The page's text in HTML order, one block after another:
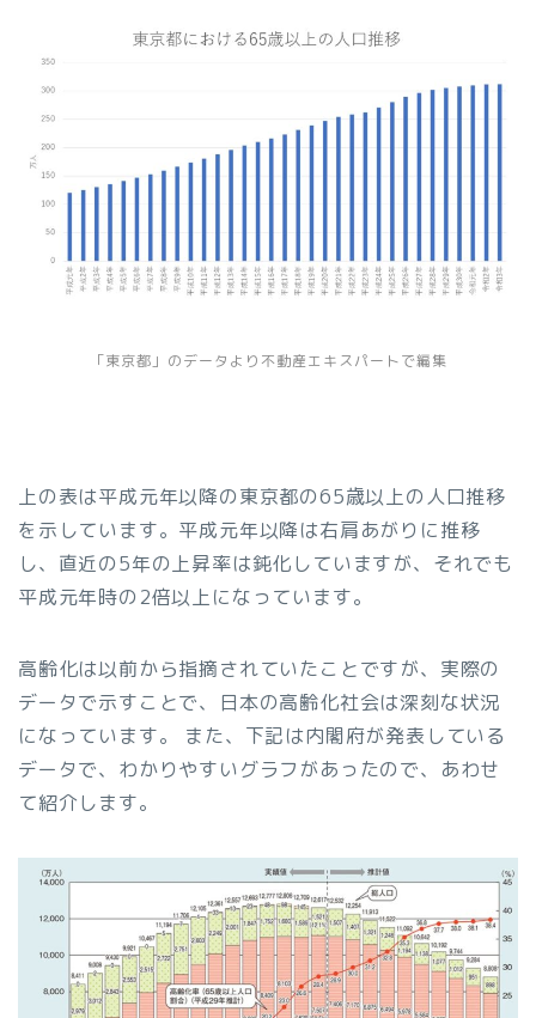
「東京都」のデータより不動産エキスパートで編集
上の表は平成元年以降の東京都の65歳以上の人口推移
を示しています。平成元年以降は右肩あがりに推移
し、直近の5年の上昇率は鈍化していますが、それでも
平成元年時の2倍以上になっています。
高齢化は以前から指摘されていたことですが、実際の
データで示すことで、日本の高齢化社会は深刻な状況
になっています。 また、下記は内閣府が発表している
データで、わかりやすいグラフがあったので、あわせ
て紹介します。